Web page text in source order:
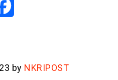
by NKRIPOST